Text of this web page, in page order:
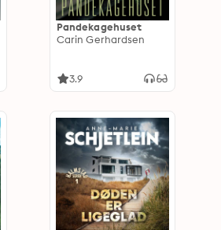
Pandekagehuset
Carin Gerhardsen
3.9